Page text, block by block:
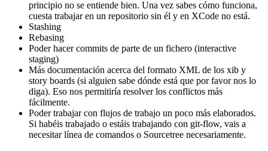
principio no se entiende bien. Una vez sabes cómo funciona,
cuesta trabajar en un repositorio sin él y en XCode no está.
Stashing
Rebasing
Poder hacer commits de parte de un fichero (interactive
staging)
Más documentación acerca del formato XML de los xib y
story boards (si alguien sabe dónde está que por favor nos lo
diga). Eso nos permitiría resolver los conflictos más
fácilmente.
Poder trabajar con flujos de trabajo un poco más elaborados.
Si habéis trabajado o estáis trabajando con git-flow, vais a
necesitar línea de comandos o Sourcetree necesariamente.